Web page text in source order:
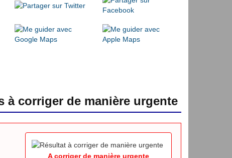
à corriger de manière urgente
A corriger de manière urgente